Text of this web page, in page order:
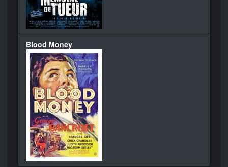
Blood Money